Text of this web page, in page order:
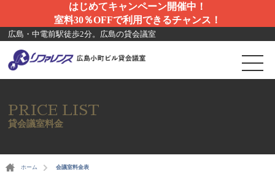
はじめてキャンペーン開催中！
室料30％OFFで利用できるチャンス！
広島・中電前駅徒歩2分。広島の貸会議室
PRICE LIST
貸会議室料金
ホーム 会議室料金表